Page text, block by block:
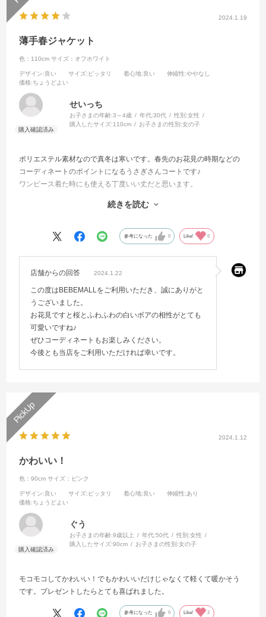
2024.1.19
薄手春ジャケット
色：110cm サイズ：オフホワイト
デザイン:良い サイズ:ピッタリ 着心地:良い 伸縮性:ややなし
価格:ちょうどよい
せいっち
お子さまの年齢:3～4歳 年代:30代 性別:女性
購入したサイズ:110cm お子さまの性別:女の子
ポリエステル素材なので真冬は寒いです。春先のお花見の時期などの
コーディネートのポイントになるうさぎさんコートです♪
ワンピース着た時にも使える丁度いい丈だと思います。
来年の春用で、いまは身長95センチの子ですが110を買い、当然袖は長
れるので楽しみです。綺麗めなワンピースにも合わせたいから白にし
続きを読む
参考になった 0 Like! 0
店舗からの回答 2024.1.22
この度はBEBEMALLをご利用いただき、誠にありがと
うございました。
お花見ですと桜とふわふわの白いボアの相性がとても
可愛いですね♪
ぜひコーディネートもお楽しみください。
今後とも当店をご利用いただければ幸いです。
2024.1.12
かわいい！
色：90cm サイズ：ピンク
デザイン:良い サイズ:ピッタリ 着心地:良い 伸縮性:あり
価格:ちょうどよい
ぐう
お子さまの年齢:9歳以上 年代:50代 性別:女性
購入したサイズ:90cm お子さまの性別:女の子
モコモコしてかわいい！でもかわいいだけじゃなくて軽くて暖かそう
です。プレゼントしたらとても喜ばれました。
参考になった 0 Like! 2